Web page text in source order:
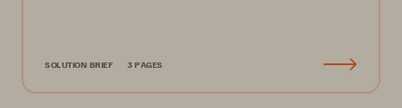
SOLUTION BRIEF 3 PAGES